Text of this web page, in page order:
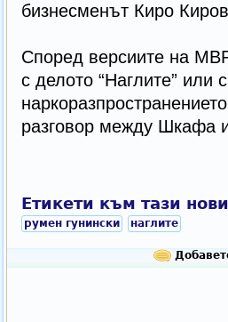
бизнесменът Киро
Според версиите на
с делото “Наглите” или
разговор между Шкафа
Етикети към тази
румен гунински наглите